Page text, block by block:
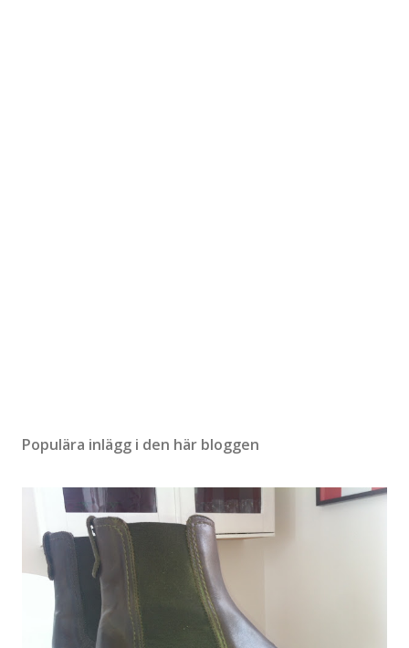
Populära inlägg i den här bloggen